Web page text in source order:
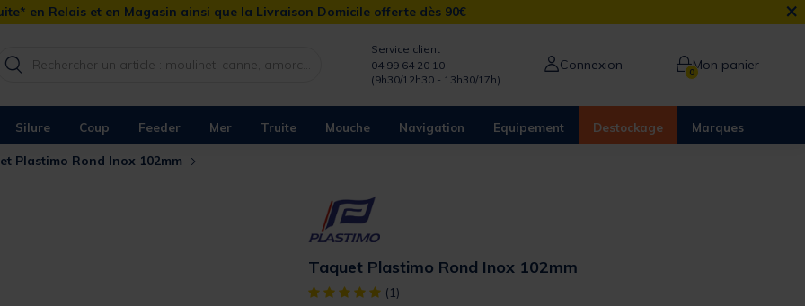
en Relais et en Magasin ainsi que la Livraison Domicile offerte dès 90€ ×
Service client
04 99 64 20 10
(9h30/12h30 - 13h30/17h)
Connexion 0Mon panier
Silure Coup Feeder Mer Truite Mouche Navigation Equipement Destockage Marques
Plastimo Rond Inox 102mm
Taquet Plastimo Rond Inox 102mm
[object Object] out of 5 Customer Rating
(1)